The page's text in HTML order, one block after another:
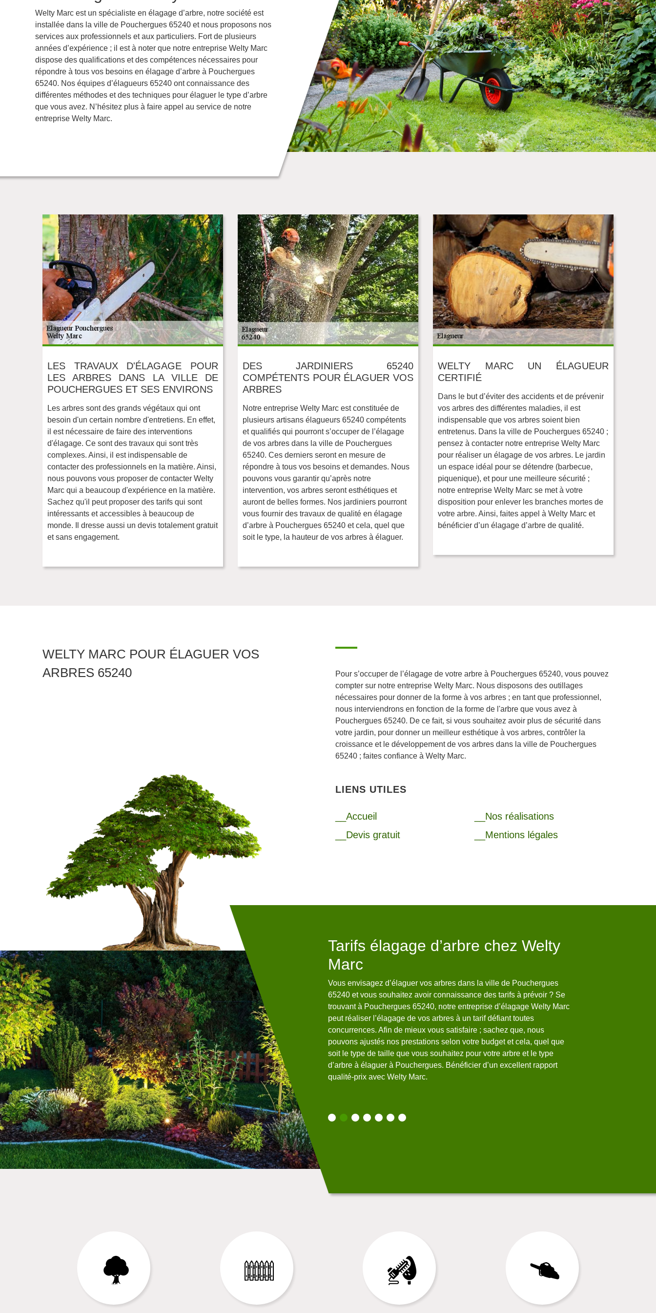
Welty Marc est un spécialiste en élagage d’arbre, notre société est
installée dans la ville de Pouchergues 65240 et nous proposons nos
services aux professionnels et aux particuliers. Fort de plusieurs
années d’expérience ; il est à noter que notre entreprise Welty Marc
dispose des qualifications et des compétences nécessaires pour
répondre à tous vos besoins en élagage d’arbre à Pouchergues
65240. Nos équipes d’élagueurs 65240 ont connaissance des
différentes méthodes et des techniques pour élaguer le type d’arbre
que vous avez. N’hésitez plus à faire appel au service de notre
entreprise Welty Marc.
LES TRAVAUX D'ÉLAGAGE POUR
LES ARBRES DANS LA VILLE DE
POUCHERGUES ET SES ENVIRONS
Les arbres sont des grands végétaux qui ont
besoin d'un certain nombre d'entretiens. En effet,
il est nécessaire de faire des interventions
d'élagage. Ce sont des travaux qui sont très
complexes. Ainsi, il est indispensable de
contacter des professionnels en la matière. Ainsi,
nous pouvons vous proposer de contacter Welty
Marc qui a beaucoup d'expérience en la matière.
Sachez qu'il peut proposer des tarifs qui sont
intéressants et accessibles à beaucoup de
monde. Il dresse aussi un devis totalement gratuit
et sans engagement.
DES JARDINIERS 65240
COMPÉTENTS POUR ÉLAGUER VOS
ARBRES
Notre entreprise Welty Marc est constituée de
plusieurs artisans élagueurs 65240 compétents
et qualifiés qui pourront s’occuper de l’élagage
de vos arbres dans la ville de Pouchergues
65240. Ces derniers seront en mesure de
répondre à tous vos besoins et demandes. Nous
pouvons vous garantir qu’après notre
intervention, vos arbres seront esthétiques et
auront de belles formes. Nos jardiniers pourront
vous fournir des travaux de qualité en élagage
d’arbre à Pouchergues 65240 et cela, quel que
soit le type, la hauteur de vos arbres à élaguer.
WELTY MARC UN ÉLAGUEUR
CERTIFIÉ
Dans le but d’éviter des accidents et de prévenir
vos arbres des différentes maladies, il est
indispensable que vos arbres soient bien
entretenus. Dans la ville de Pouchergues 65240 ;
pensez à contacter notre entreprise Welty Marc
pour réaliser un élagage de vos arbres. Le jardin
un espace idéal pour se détendre (barbecue,
piquenique), et pour une meilleure sécurité ;
notre entreprise Welty Marc se met à votre
disposition pour enlever les branches mortes de
votre arbre. Ainsi, faites appel à Welty Marc et
bénéficier d’un élagage d’arbre de qualité.
WELTY MARC POUR ÉLAGUER VOS
ARBRES 65240
Pour s’occuper de l’élagage de votre arbre à Pouchergues 65240, vous pouvez
compter sur notre entreprise Welty Marc. Nous disposons des outillages
nécessaires pour donner de la forme à vos arbres ; en tant que professionnel,
nous interviendrons en fonction de la forme de l'arbre que vous avez à
Pouchergues 65240. De ce fait, si vous souhaitez avoir plus de sécurité dans
votre jardin, pour donner un meilleur esthétique à vos arbres, contrôler la
croissance et le développement de vos arbres dans la ville de Pouchergues
65240 ; faites confiance à Welty Marc.
LIENS UTILES
__Accueil
__Devis gratuit
__Nos réalisations
__Mentions légales
de
importante. En effet, il
entraîner des
Dans ce cas, on peut
d'expérience
proposer des prix
de monde. Pour
veuillez le téléphoner
gratuit et sans
Pourquoi faire appel à notre
entreprise Welty Marc pour
élaguer vos arbres 65240 ?
L’élagage d’arbre n’est pas du ressort de tout le monde ; en effet, cela
nécessite de l'habileté et des savoir-faire particuliers. Se trouvant dans
la ville de Pouchergues 65240 ; sachez que, vous pouvez compter sur
notre entreprise Welty Marc pour mener à bien tous vos projets
d’élagage d’arbre. D’ailleurs, nous disposons d’une équipe qualifiée,
des outillages professionnels qui sont à la pointe de la technologie et
connaissance des différentes méthodes d’élagage. Nous réalisons
cette intervention dans les règles de l’art. Ainsi, n’hésitez plus à
solliciter les services de notre entreprise Welty Marc.
Tarifs élagage d’arbre chez Welty
Marc
Vous envisagez d’élaguer vos arbres dans la ville de Pouchergues
65240 et vous souhaitez avoir connaissance des tarifs à prévoir ? Se
trouvant à Pouchergues 65240, notre entreprise d’élagage Welty Marc
peut réaliser l’élagage de vos arbres à un tarif défiant toutes
concurrences. Afin de mieux vous satisfaire ; sachez que, nous
pouvons ajustés nos prestations selon votre budget et cela, quel que
soit le type de taille que vous souhaitez pour votre arbre et le type
d’arbre à élaguer à Pouchergues. Bénéficier d’un excellent rapport
qualité-prix avec Welty Marc.